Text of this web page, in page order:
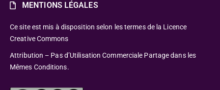
MENTIONS LÉGALES
Ce site est mis à disposition selon les termes de la Licence
Creative Commons
Attribution – Pas d’Utilisation Commerciale Partage dans les
Mêmes Conditions.